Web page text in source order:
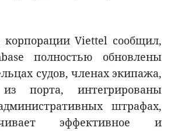
корпорации Viettel сообщил,
полностью обновлены
судов, членах экипажа,
из порта, интегрированы
штрафах,
эффективное и